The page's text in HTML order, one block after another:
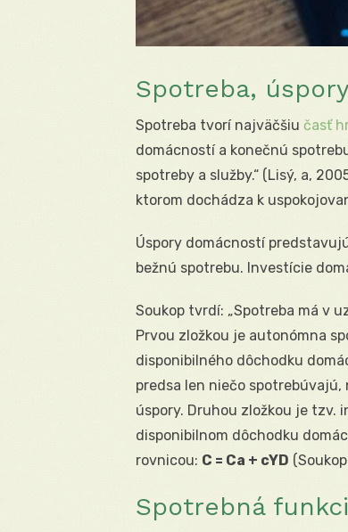
Spotreba,
Spotreba tvorí najväčšiu časť
domácností a konečnú
spotreby a služby.“ (Lisý, a,
ktorom dochádza k
Úspory domácností
bežnú spotrebu. Investície
Soukop tvrdí: „Spotreba má v
Prvou zložkou je autonómna
disponibilného dôchodku
predsa len niečo
úspory. Druhou zložkou je tzv.
disponibilnom dôchodku
rovnicou: C = Ca + cYD
Spotrebná